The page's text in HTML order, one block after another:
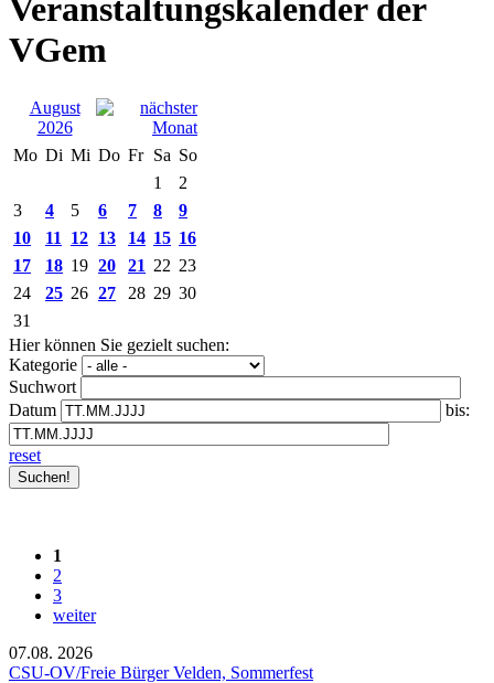
Veranstaltungskalender der
VGem
August
2026
Mo Di Mi Do Fr Sa So
1
2
3
4 5 6 7 8
9
10
11 12 13 14 15 16
17
18 19 20 21 22 23
24
25 26 27 28 29 30
31
Hier können Sie gezielt suchen:
Kategorie
Suchwort
Datum
bis:
reset
1
2
3
weiter
07.08. 2026
CSU-OV/Freie Bürger Velden, Sommerfest